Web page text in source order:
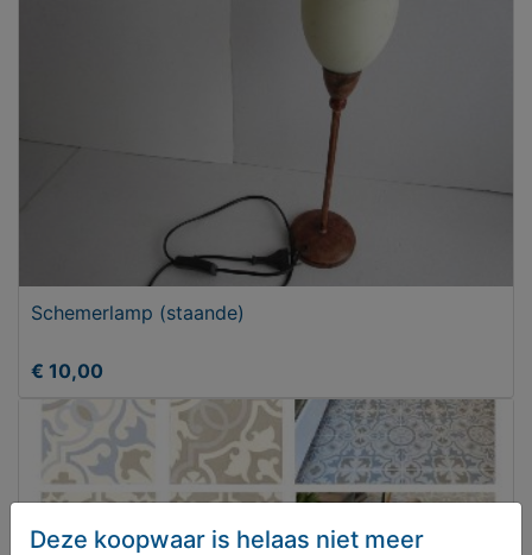
Schemerlamp (staande)
€ 10,00
Deze koopwaar is helaas niet meer